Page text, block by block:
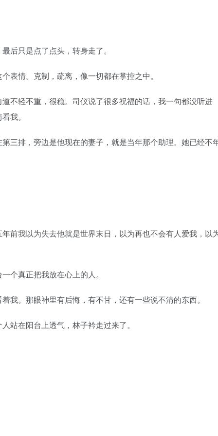
只是点了点头，转身走了。
情。克制，疏离，像一切都在掌控之中。
轻不重，很稳。司仪说了很多祝福的话，我一句都没听进
我。
排，旁边是他现在的妻子，就是当年那个助理。她已经不
我以为失去他就是世界末日，以为再也不会有人爱我，以
真正把我放在心上的人。
。那眼神里有后悔，有不甘，还有一些说不清的东西。
在阳台上透气，林子衿走过来了。